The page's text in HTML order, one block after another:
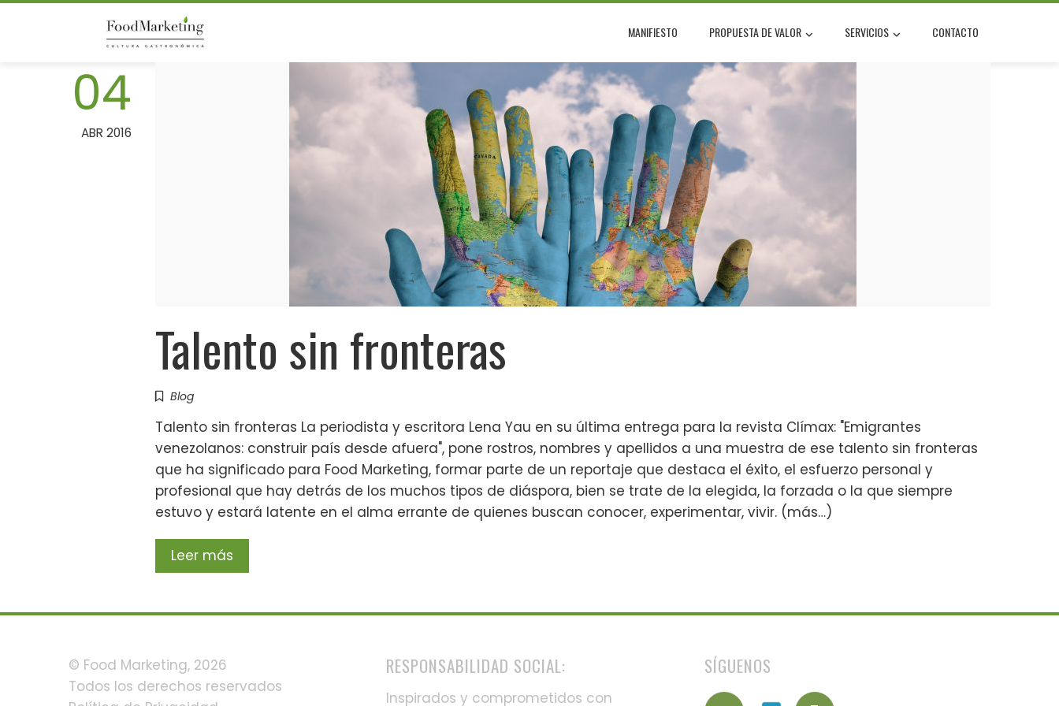
Skip
MANIFIESTO PROPUESTA DE VALOR SERVICIOS CONTACTO
04
ABR 2016
Talento sin fronteras
Blog
Talento sin fronteras La periodista y escritora Lena Yau en su última entrega para la revista Clímax: "Emigrantes
venezolanos: construir país desde afuera", pone rostros, nombres y apellidos a una muestra de ese talento sin fronteras
que ha significado para Food Marketing, formar parte de un reportaje que destaca el éxito, el esfuerzo personal y
profesional que hay detrás de los muchos tipos de diáspora, bien se trate de la elegida, la forzada o la que siempre
estuvo y estará latente en el alma errante de quienes buscan conocer, experimentar, vivir. (más…)
Leer más
© Food Marketing, 2026
Todos los derechos reservados
RESPONSABILIDAD SOCIAL:
Inspirados y comprometidos con
SÍGUENOS